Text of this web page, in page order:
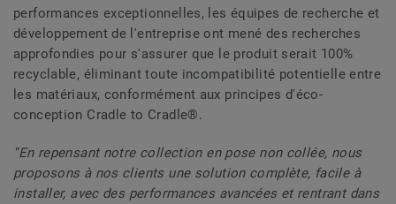
performances exceptionnelles, les équipes de recherche et
développement de l'entreprise ont mené des recherches
approfondies pour s'assurer que le produit serait 100%
recyclable, éliminant toute incompatibilité potentielle entre
les matériaux, conformément aux principes d'éco-
conception Cradle to Cradle®.
''En repensant notre collection en pose non collée, nous
proposons à nos clients une solution complète, facile à
installer, avec des performances avancées et rentrant dans